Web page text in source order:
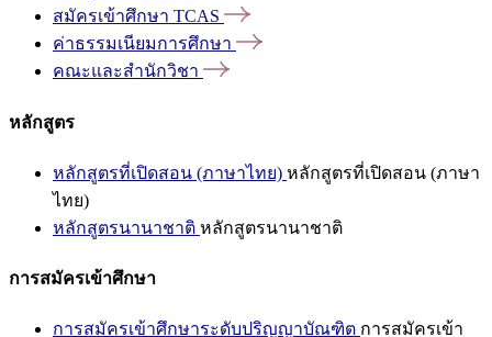
สมัครเข้าศึกษา TCAS
ค่าธรรมเนียมการศึกษา
คณะและสำนักวิชา
หลักสูตร
หลักสูตรที่เปิดสอน (ภาษาไทย) หลักสูตรที่เปิดสอน (ภาษา
ไทย)
หลักสูตรนานาชาติ หลักสูตรนานาชาติ
การสมัครเข้าศึกษา
การสมัครเข้าศึกษาระดับปริญญาบัณฑิต การสมัครเข้า